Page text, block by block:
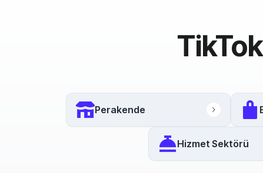
Perakende
Hizmet Sektörü